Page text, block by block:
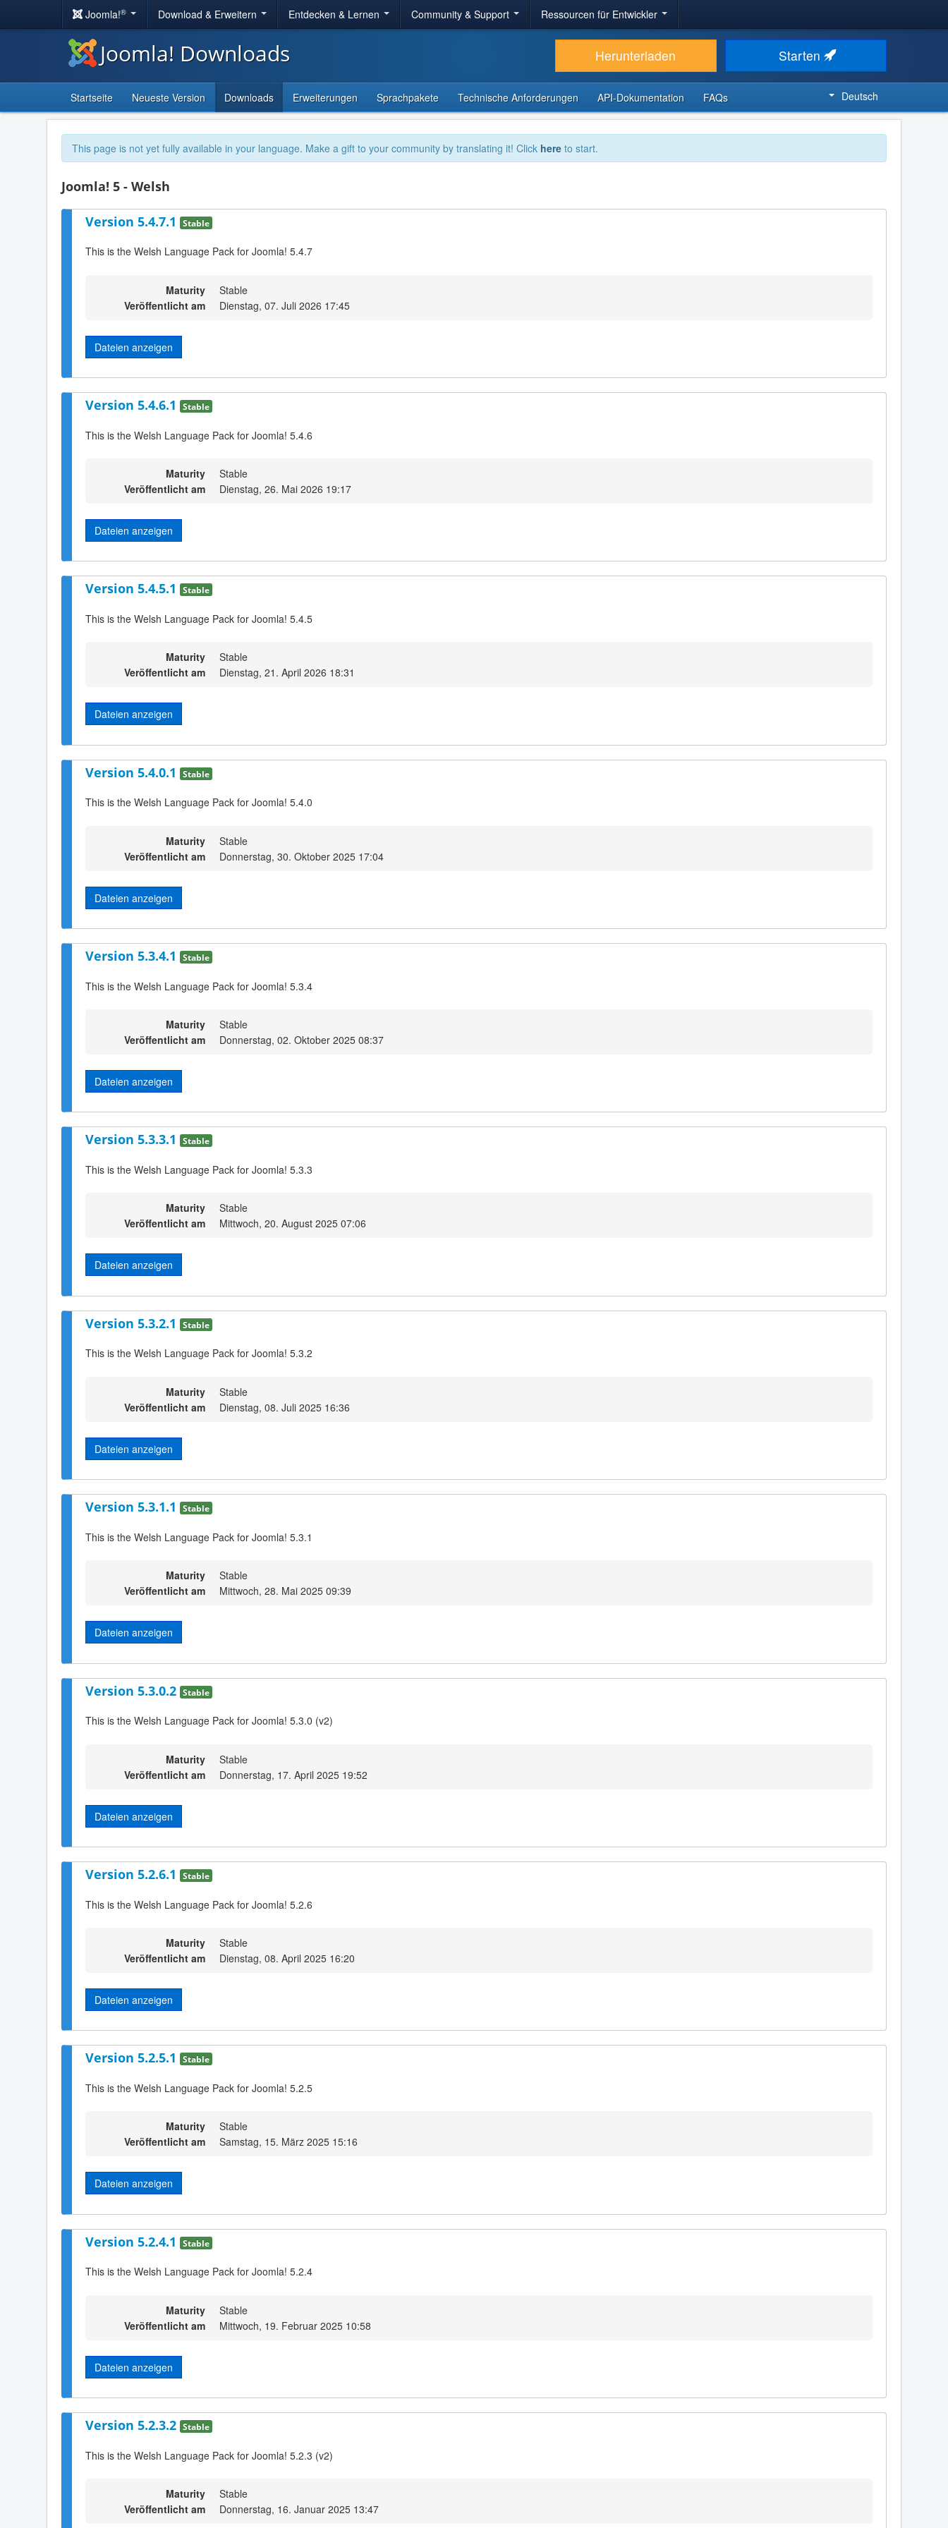
Joomla!® Download & Erweitern Entdecken & Lernen Community & Support Ressourcen für Entwickler
Joomla! Downloads Herunterladen Starten
Startseite Neueste Version Downloads Erweiterungen Sprachpakete Technische Anforderungen API-Dokumentation FAQs Deutsch
This page is not yet fully available in your language. Make a gift to your community by translating it! Click here to start.
Joomla! 5 - Welsh
Version 5.4.7.1 Stable
This is the Welsh Language Pack for Joomla! 5.4.7
Maturity
Stable
Veröffentlicht am
Dienstag, 07. Juli 2026 17:45
Dateien anzeigen
Version 5.4.6.1 Stable
This is the Welsh Language Pack for Joomla! 5.4.6
Maturity
Stable
Veröffentlicht am
Dienstag, 26. Mai 2026 19:17
Dateien anzeigen
Version 5.4.5.1 Stable
This is the Welsh Language Pack for Joomla! 5.4.5
Maturity
Stable
Veröffentlicht am
Dienstag, 21. April 2026 18:31
Dateien anzeigen
Version 5.4.0.1 Stable
This is the Welsh Language Pack for Joomla! 5.4.0
Maturity
Stable
Veröffentlicht am
Donnerstag, 30. Oktober 2025 17:04
Dateien anzeigen
Version 5.3.4.1 Stable
This is the Welsh Language Pack for Joomla! 5.3.4
Maturity
Stable
Veröffentlicht am
Donnerstag, 02. Oktober 2025 08:37
Dateien anzeigen
Version 5.3.3.1 Stable
This is the Welsh Language Pack for Joomla! 5.3.3
Maturity
Stable
Veröffentlicht am
Mittwoch, 20. August 2025 07:06
Dateien anzeigen
Version 5.3.2.1 Stable
This is the Welsh Language Pack for Joomla! 5.3.2
Maturity
Stable
Veröffentlicht am
Dienstag, 08. Juli 2025 16:36
Dateien anzeigen
Version 5.3.1.1 Stable
This is the Welsh Language Pack for Joomla! 5.3.1
Maturity
Stable
Veröffentlicht am
Mittwoch, 28. Mai 2025 09:39
Dateien anzeigen
Version 5.3.0.2 Stable
This is the Welsh Language Pack for Joomla! 5.3.0 (v2)
Maturity
Stable
Veröffentlicht am
Donnerstag, 17. April 2025 19:52
Dateien anzeigen
Version 5.2.6.1 Stable
This is the Welsh Language Pack for Joomla! 5.2.6
Maturity
Stable
Veröffentlicht am
Dienstag, 08. April 2025 16:20
Dateien anzeigen
Version 5.2.5.1 Stable
This is the Welsh Language Pack for Joomla! 5.2.5
Maturity
Stable
Veröffentlicht am
Samstag, 15. März 2025 15:16
Dateien anzeigen
Version 5.2.4.1 Stable
This is the Welsh Language Pack for Joomla! 5.2.4
Maturity
Stable
Veröffentlicht am
Mittwoch, 19. Februar 2025 10:58
Dateien anzeigen
Version 5.2.3.2 Stable
This is the Welsh Language Pack for Joomla! 5.2.3 (v2)
Maturity
Stable
Veröffentlicht am
Donnerstag, 16. Januar 2025 13:47